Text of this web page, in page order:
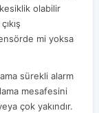
kesiklik olabilir
mi yoksa
sürekli alarm
mesafesini
çok yakındır.